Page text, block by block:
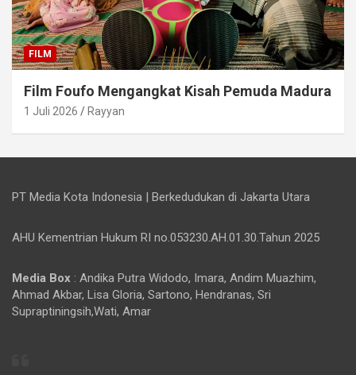
FILM
Film Foufo Mengangkat Kisah Pemuda Madura
1 Juli 2026 Rayyan
PT Media Kota Indonesia | Berkedudukan di Jakarta Utara
AHU Kementrian Hukum RI no.053230.AH.01.30.Tahun 2025
Media Box : Andika Putra Widodo, Imara, Andim Muazhim,
Ahmad Akbar, Lisa Gloria, Sartono, Hendranas, Sri
Supraptiningsih,Wati, Amar